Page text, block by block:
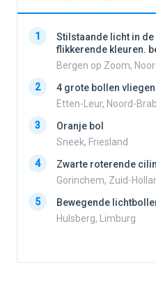
1
Stilstaande licht in
flikkerende kleuren.
Bergen op Zoom,
2
4 grote bollen
Etten-Leur, Noord-
3
Oranje bol
Sneek, Friesland
4
Zwarte roterende
Gorinchem, Zuid-
5
Bewegende
Hulsberg, Limburg